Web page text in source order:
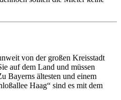
von der großen Kreisstadt
auf dem Land und müssen
Bayerns ältesten und einem
Haag“ sind es mit dem